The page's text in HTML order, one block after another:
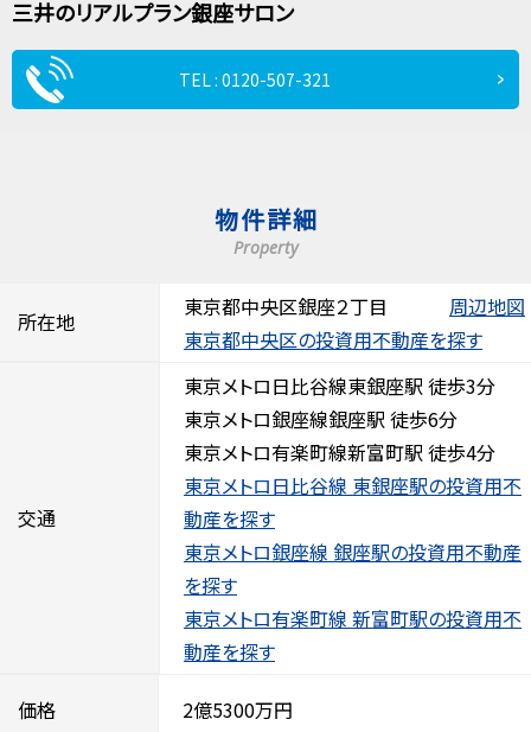
三井のリアルプラン銀座サロン
TEL : 0120-507-321
物件詳細
Property
所在地
東京都中央区銀座２丁目
周辺地図
東京都中央区の投資用不動産を探す
交通
東京メトロ日比谷線東銀座駅 徒歩3分
東京メトロ銀座線銀座駅 徒歩6分
東京メトロ有楽町線新富町駅 徒歩4分
東京メトロ日比谷線 東銀座駅の投資用不
動産を探す
東京メトロ銀座線 銀座駅の投資用不動産
を探す
東京メトロ有楽町線 新富町駅の投資用不
動産を探す
価格 2億5300万円